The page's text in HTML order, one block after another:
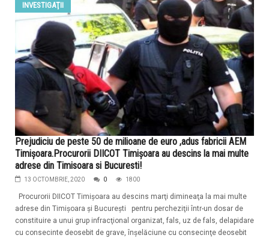
INVESTIGAŢII
Prejudiciu de peste 50 de milioane de euro ,adus fabricii AEM
Timişoara.Procurorii DIICOT Timişoara au descins la mai multe
adrese din Timisoara si Bucuresti!
13 OCTOMBRIE, 2020 0 1800
Procurorii DIICOT Timişoara au descins marţi dimineaţa la mai multe
adrese din Timişoara şi Bucureşti pentru percheziţii într-un dosar de
constituire a unui grup infracţional organizat, fals, uz de fals, delapidare
cu consecinte deosebit de grave, înşelăciune cu consecinţe deosebit